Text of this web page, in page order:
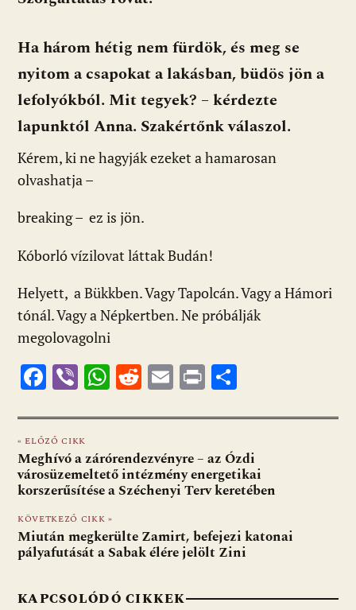
Ha három hétig nem fürdök, és meg se
nyitom a csapokat a lakásban, büdös jön a
lefolyókból. Mit tegyek? – kérdezte
lapunktól Anna. Szakértőnk válaszol.
Kérem, ki ne hagyják ezeket a hamarosan
olvashatja –
breaking – ez is jön.
Kóborló vízilovat láttak Budán!
Helyett, a Bükkben. Vagy Tapolcán. Vagy a Hámori
tónál. Vagy a Népkertben. Ne próbálják
megolovagolni
F
e
b
o
o
k
Vi
er
W
at
s
A
p
p
R
d
di
t
E
ai
l
Pr
t za
m
e
g
« ELŐZŐ CIKK
Meghívó a zárórendezvényre – az Ózdi
városüzemeltető intézmény energetikai
korszerűsítése a Széchenyi Terv keretében
KÖVETKEZŐ CIKK »
Miután megkerülte Zamirt, befejezi katonai
pályafutását a Sabak élére jelölt Zini
KAPCSOLÓDÓ CIKKEK